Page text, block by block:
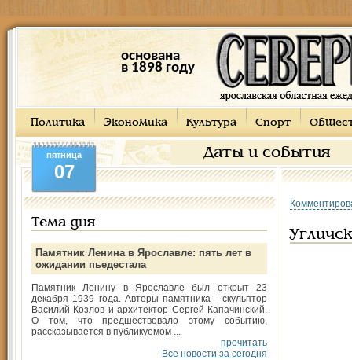
основана
в 1898 году
Политика Экономика Культура Спорт
Даты и события
пятница
07
Тема дня
Памятник Ленина в Ярославле: пять лет в
ожидании пьедестала
Памятник Ленину в Ярославле был открыт 23
декабря 1939 года. Авторы памятника - скульптор
Василий Козлов и архитектор Сергей Капачинский.
О том, что предшествовало этому событию,
рассказывается в публикуемом ...
прочитать
Все новости за сегодня